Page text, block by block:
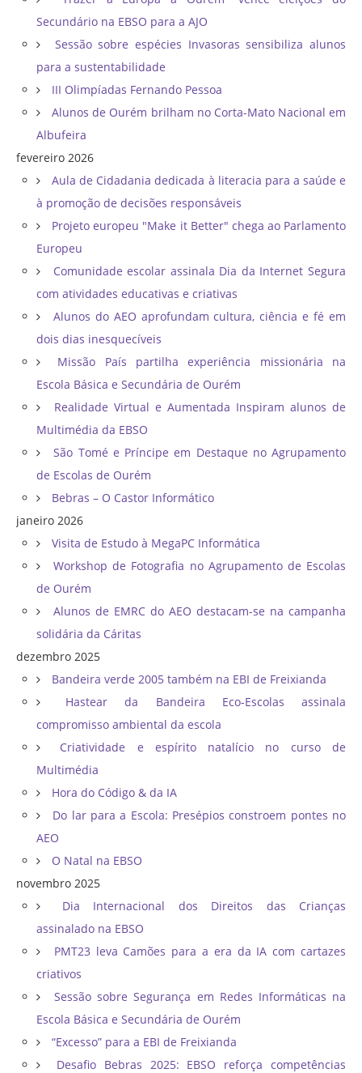
Secundário na EBSO para a AJO
Sessão sobre espécies Invasoras sensibiliza alunos
para a sustentabilidade
III Olimpíadas Fernando Pessoa
Alunos de Ourém brilham no Corta-Mato Nacional em
Albufeira
fevereiro 2026
Aula de Cidadania dedicada à literacia para a saúde e
à promoção de decisões responsáveis
Projeto europeu "Make it Better" chega ao Parlamento
Europeu
Comunidade escolar assinala Dia da Internet Segura
com atividades educativas e criativas
Alunos do AEO aprofundam cultura, ciência e fé em
dois dias inesquecíveis
Missão País partilha experiência missionária na
Escola Básica e Secundária de Ourém
Realidade Virtual e Aumentada Inspiram alunos de
Multimédia da EBSO
São Tomé e Príncipe em Destaque no Agrupamento
de Escolas de Ourém
Bebras – O Castor Informático
janeiro 2026
Visita de Estudo à MegaPC Informática
Workshop de Fotografia no Agrupamento de Escolas
de Ourém
Alunos de EMRC do AEO destacam-se na campanha
solidária da Cáritas
dezembro 2025
Bandeira verde 2005 também na EBI de Freixianda
Hastear da Bandeira Eco-Escolas assinala
compromisso ambiental da escola
Criatividade e espírito natalício no curso de
Multimédia
Hora do Código & da IA
Do lar para a Escola: Presépios constroem pontes no
AEO
O Natal na EBSO
novembro 2025
Dia Internacional dos Direitos das Crianças
assinalado na EBSO
PMT23 leva Camões para a era da IA com cartazes
criativos
Sessão sobre Segurança em Redes Informáticas na
Escola Básica e Secundária de Ourém
“Excesso” para a EBI de Freixianda
Desafio Bebras 2025: EBSO reforça competências